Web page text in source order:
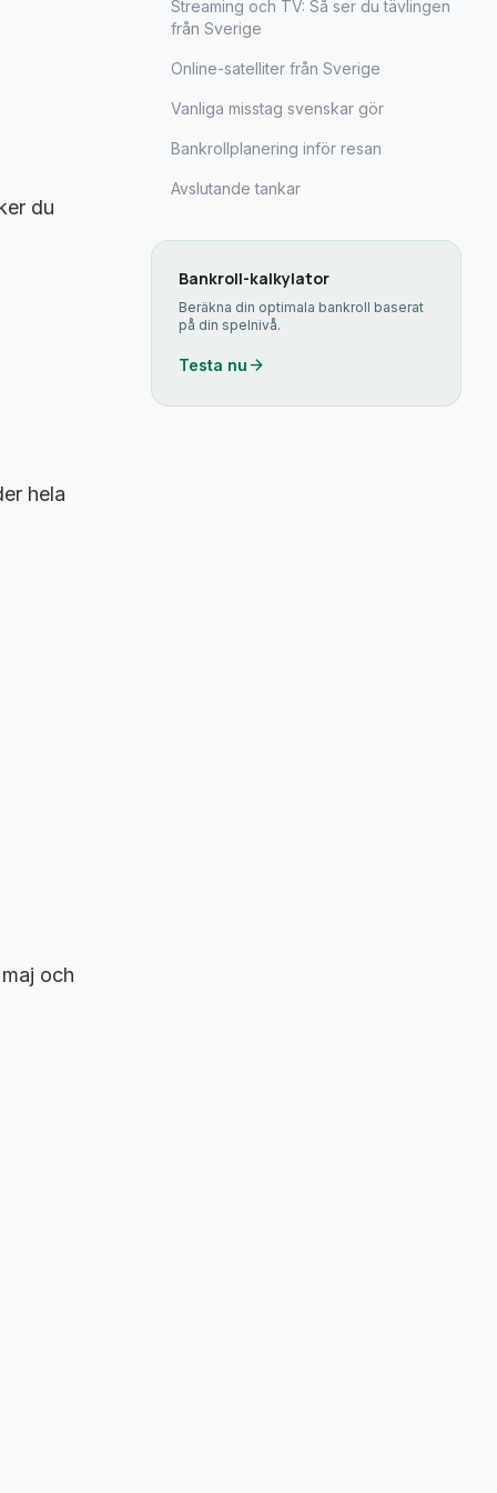
du
hela
och
Streaming och TV: Så ser du tävlingen
från Sverige
Online-satelliter från Sverige
Vanliga misstag svenskar gör
Bankrollplanering inför resan
Avslutande tankar
Bankroll-kalkylator
Beräkna din optimala bankroll baserat
på din spelnivå.
Testa nu arrow_forward